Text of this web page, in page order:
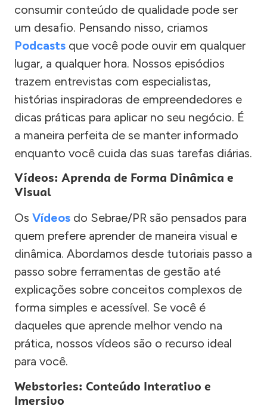
consumir conteúdo de qualidade pode ser
um desafio. Pensando nisso, criamos
Podcasts que você pode ouvir em qualquer
lugar, a qualquer hora. Nossos episódios
trazem entrevistas com especialistas,
histórias inspiradoras de empreendedores e
dicas práticas para aplicar no seu negócio. É
a maneira perfeita de se manter informado
enquanto você cuida das suas tarefas diárias.
Vídeos: Aprenda de Forma Dinâmica e
Visual
Os Vídeos do Sebrae/PR são pensados para
quem prefere aprender de maneira visual e
dinâmica. Abordamos desde tutoriais passo a
passo sobre ferramentas de gestão até
explicações sobre conceitos complexos de
forma simples e acessível. Se você é
daqueles que aprende melhor vendo na
prática, nossos vídeos são o recurso ideal
para você.
Webstories: Conteúdo Interativo e
Imersivo